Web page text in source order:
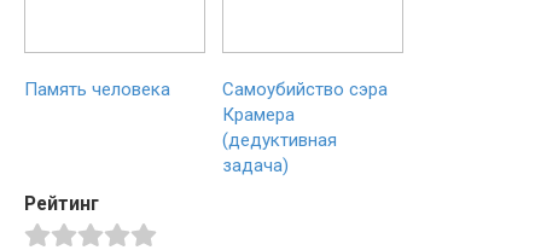
Память человека
Самоубийство сэра
Крамера
(дедуктивная
задача)
Рейтинг